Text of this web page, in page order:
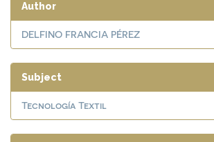
Author
DELFINO FRANCIA PÉREZ
Subject
Tecnología Textil